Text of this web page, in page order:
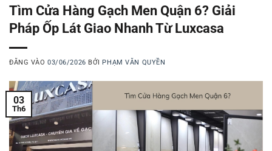
Tìm Cửa Hàng Gạch Men Quận 6? Giải
Pháp Ốp Lát Giao Nhanh Từ Luxcasa
ĐĂNG VÀO03/06/2026 BỞI PHẠM VĂN QUYỀN
03
Th6